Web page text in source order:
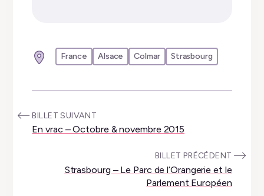
France Alsace Colmar Strasbourg
:BILLET SUIVANT
En vrac – Octobre & novembre 2015
BILLET PRÉCÉDENT
Strasbourg – Le Parc de l’Orangerie et le
Parlement Européen